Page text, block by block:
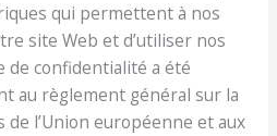
qui permettent à nos
site Web et d’utiliser nos
de confidentialité a été
au règlement général sur la
l’Union européenne et aux